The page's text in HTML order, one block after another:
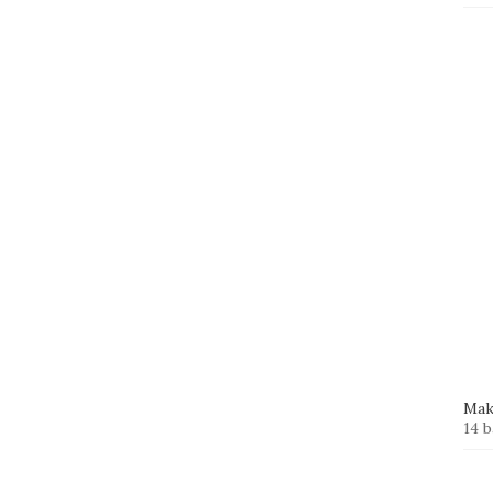
14